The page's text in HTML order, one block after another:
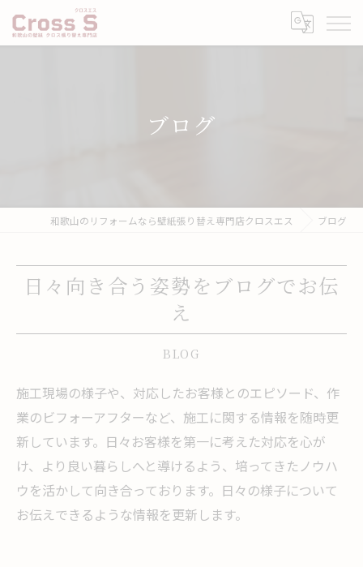
ブログ
和歌山のリフォームなら壁紙張り替え専門店クロスエス ブログ
日々向き合う姿勢をブログでお伝
え
BLOG
施工現場の様子や、対応したお客様とのエピソード、作
業のビフォーアフターなど、施工に関する情報を随時更
新しています。日々お客様を第一に考えた対応を心が
け、より良い暮らしへと導けるよう、培ってきたノウハ
ウを活かして向き合っております。日々の様子について
お伝えできるような情報を更新します。